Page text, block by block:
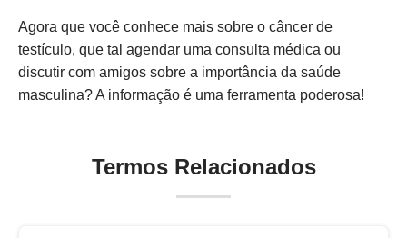
Agora que você conhece mais sobre o câncer de
testículo, que tal agendar uma consulta médica ou
discutir com amigos sobre a importância da saúde
masculina? A informação é uma ferramenta poderosa!
Termos Relacionados